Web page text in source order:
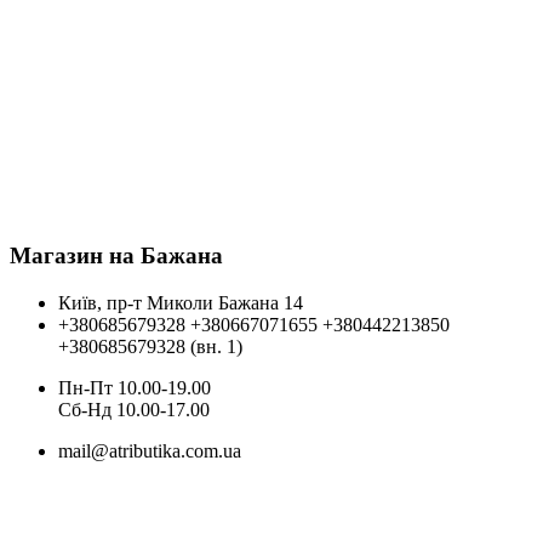
Магазин на Бажана
Київ, пр-т Миколи Бажана 14
+380685679328 +380667071655 +380442213850
+380685679328 (вн. 1)
Пн-Пт 10.00-19.00
Cб-Нд 10.00-17.00
mail@atributika.com.ua